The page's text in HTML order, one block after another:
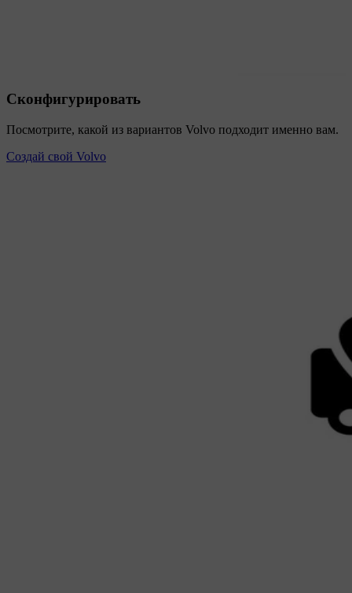
Сконфигурировать
Посмотрите, какой из вариантов Volvo подходит именно вам.
Создай свой Volvo